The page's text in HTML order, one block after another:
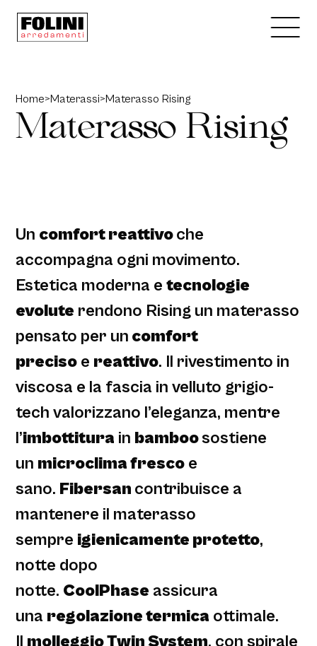
Home>Materassi>Materasso Rising
Materasso Rising
Un comfort reattivoche
accompagna ogni movimento.
Estetica moderna etecnologie
evolute rendono Rising un materasso
pensato per un comfort
preciso e reattivo. Il rivestimento in
viscosa e la fascia in velluto grigio-
tech valorizzano l’eleganza, mentre
l’imbottitura in bamboosostiene
un microclima fresco e
sano. Fibersan contribuisce a
mantenere il materasso
sempre igienicamente protetto,
notte dopo
notte. CoolPhase assicura
una regolazione termica ottimale.
Il molleggio Twin System, con spirale